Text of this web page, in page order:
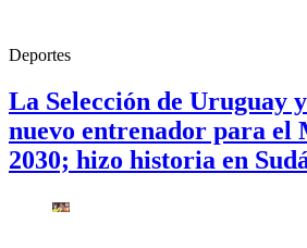
Deportes
La Selección de Uruguay
nuevo entrenador para el
2030; hizo historia en